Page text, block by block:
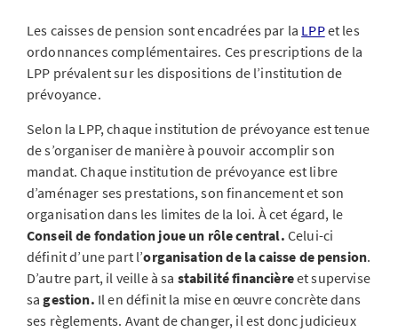
Les caisses de pension sont encadrées par la LPPet les
ordonnances complémentaires. Ces prescriptions de la
LPP prévalent sur les dispositions de l’institution de
prévoyance.
Selon la LPP, chaque institution de prévoyance est tenue
de s’organiser de manière à pouvoir accomplir son
mandat. Chaque institution de prévoyance est libre
d’aménager ses prestations, son financement et son
organisation dans les limites de la loi. À cet égard, le
Conseil de fondation joue un rôle central. Celui-ci
définit d’une part l’organisation de la caisse de pension.
D’autre part, il veille à sa stabilité financièreet supervise
sagestion. Il en définit la mise en œuvre concrète dans
ses règlements. Avant de changer, il est donc judicieux